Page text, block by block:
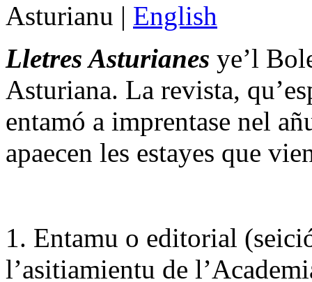
Asturianu | English
Lletres Asturianes ye’l
Asturiana. La revista,
entamó a imprentase nel
apaecen les estayes que
1. Entamu o editorial
l’asitiamientu de